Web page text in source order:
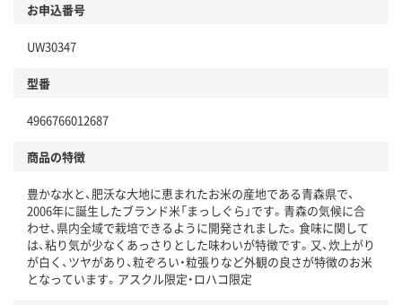
本体
仕組
この商品の環境配慮ポイントです。下記商品詳細「
アスクル商品環境スコア詳細／加点項目
」で確認できます。
お申込番号
UW30347
型番
4966766012687
商品の特徴
豊かな水と、肥沃な大地に恵まれたお米の産地である青森県で、
2006年に誕生したブランド米「まっしぐら」です。青森の気候に合
わせ、県内全域で栽培できるように開発されました。食味に関して
は、粘り気が少なくあっさりとした味わいが特徴です。又、炊上がり
が白く、ツヤがあり、粒ぞろい・粒張りなど外観の良さが特徴のお米
となっています。アスクル限定・ロハコ限定